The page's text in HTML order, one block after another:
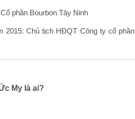
phần Bourbon Tây Ninh
2015: Chủ tịch HĐQT Công ty cổ phần
My là ai?